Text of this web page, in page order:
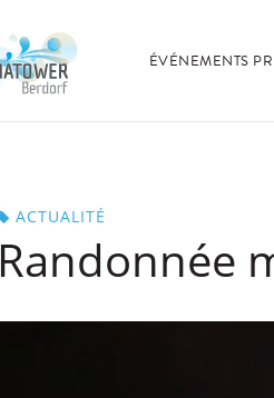
ÉVÉNEMENTS
ACTUALITÉ
Randonnée